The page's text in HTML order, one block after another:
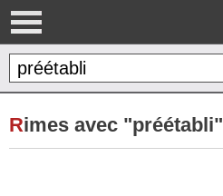
Rimes avec "préétabli"